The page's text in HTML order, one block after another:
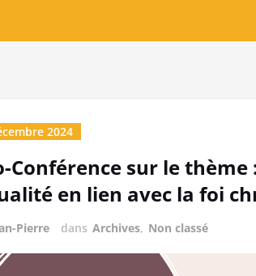
2024
Conférence sur le
en lien avec la foi
Pierre dans Archives, Non classé